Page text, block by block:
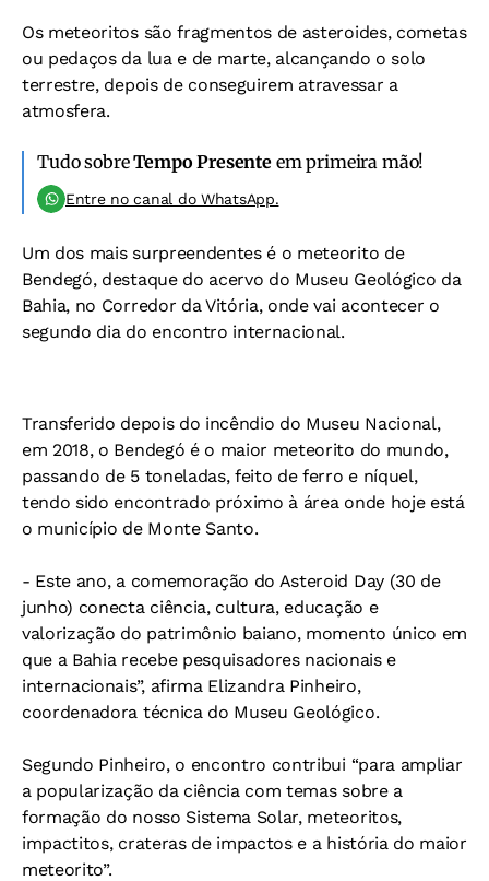
Os meteoritos são fragmentos de asteroides, cometas
ou pedaços da lua e de marte, alcançando o solo
terrestre, depois de conseguirem atravessar a
atmosfera.
Tudo sobreTempo Presente em primeira mão!
Entre no canal do WhatsApp.
Um dos mais surpreendentes é o meteorito de
Bendegó, destaque do acervo do Museu Geológico da
Bahia, no Corredor da Vitória, onde vai acontecer o
segundo dia do encontro internacional.
Transferido depois do incêndio do Museu Nacional,
em 2018, o Bendegó é o maior meteorito do mundo,
passando de 5 toneladas, feito de ferro e níquel,
tendo sido encontrado próximo à área onde hoje está
o município de Monte Santo.
- Este ano, a comemoração do Asteroid Day (30 de
junho) conecta ciência, cultura, educação e
valorização do patrimônio baiano, momento único em
que a Bahia recebe pesquisadores nacionais e
internacionais”, afirma Elizandra Pinheiro,
coordenadora técnica do Museu Geológico.
Segundo Pinheiro, o encontro contribui “para ampliar
a popularização da ciência com temas sobre a
formação do nosso Sistema Solar, meteoritos,
impactitos, crateras de impactos e a história do maior
meteorito”.